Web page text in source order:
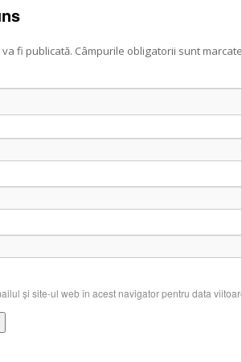
fi publicată. Câmpurile obligatorii sunt
și site-ul web în acest navigator pentru data